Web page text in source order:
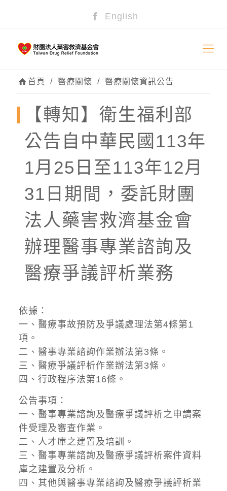
English
首頁 / 醫療關懷 / 醫療關懷資訊公告
【轉知】衛生福利部
公告自中華民國113年
1月25日至113年12月
31日期間，委託財團
法人藥害救濟基金會
辦理醫事專業諮詢及
醫療爭議評析業務
依據：
一、醫療事故預防及爭議處理法第4條第1
項。
二、醫事專業諮詢作業辦法第3條。
三、醫療爭議評析作業辦法第3條。
四、行政程序法第16條。
公告事項：
一、醫事專業諮詢及醫療爭議評析之申請案
件受理及審查作業。
二、人才庫之建置及培訓。
三、醫事專業諮詢及醫療爭議評析案件資料
庫之建置及分析。
四、其他與醫事專業諮詢及醫療爭議評析業